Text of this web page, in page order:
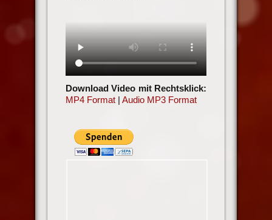
Download Video mit Rechtsklick:
MP4 Format| Audio MP3 Format